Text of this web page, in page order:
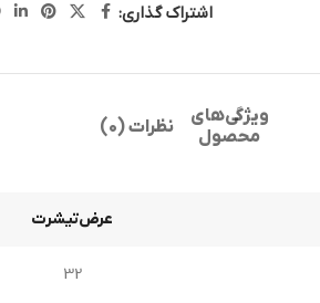
اشتراک گذاری:
ویژگی‌های
محصول
نظرات (0)
عرض‌تیشرت
32